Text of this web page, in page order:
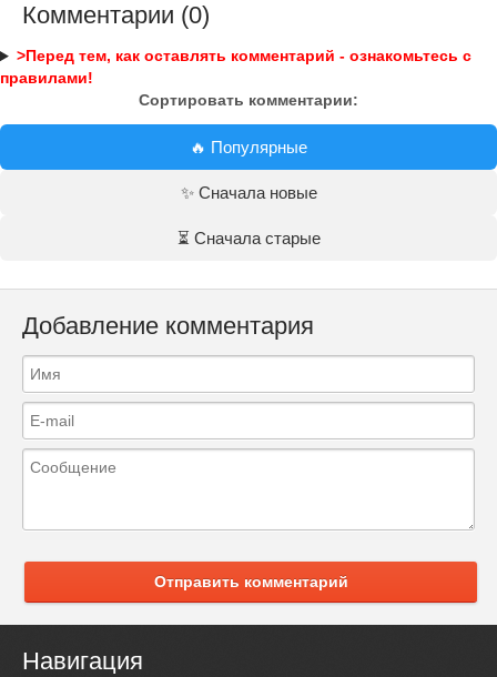
Комментарии (0)
>Перед тем, как оставлять комментарий - ознакомьтесь с
правилами!
Сортировать комментарии:
🔥 Популярные
✨ Сначала новые
⏳ Сначала старые
Добавление комментария
Отправить комментарий
Навигация